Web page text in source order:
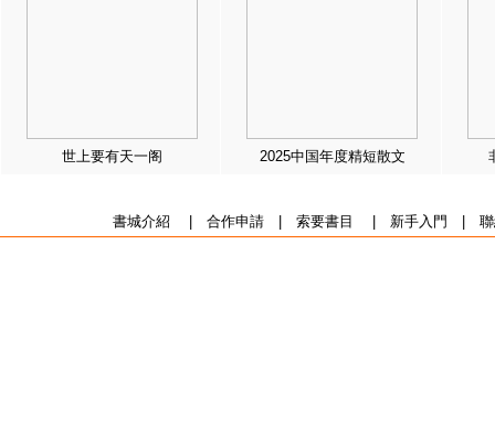
世上要有天一阁 2025中国年度精短散文
書城介紹 合作申請| 索要書目 新手入門